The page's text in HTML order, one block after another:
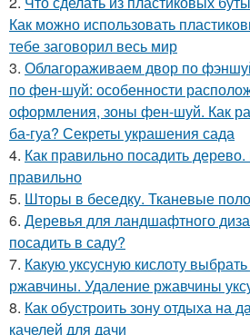
Как можно использовать
тебе заговорил весь мир
3. Облагораживаем двор по
по фен-шуй: особенности
оформления, зоны фен-шуй. Как
ба-гуа? Секреты украшения сада
4. Как правильно посадить
правильно
5. Шторы в беседку. Тканевые
6. Деревья для ландшафтного
посадить в саду?
7. Какую уксусную кислоту
ржавчины. Удаление ржавчины
8. Как обустроить зону отдыха на
качелей для дачи